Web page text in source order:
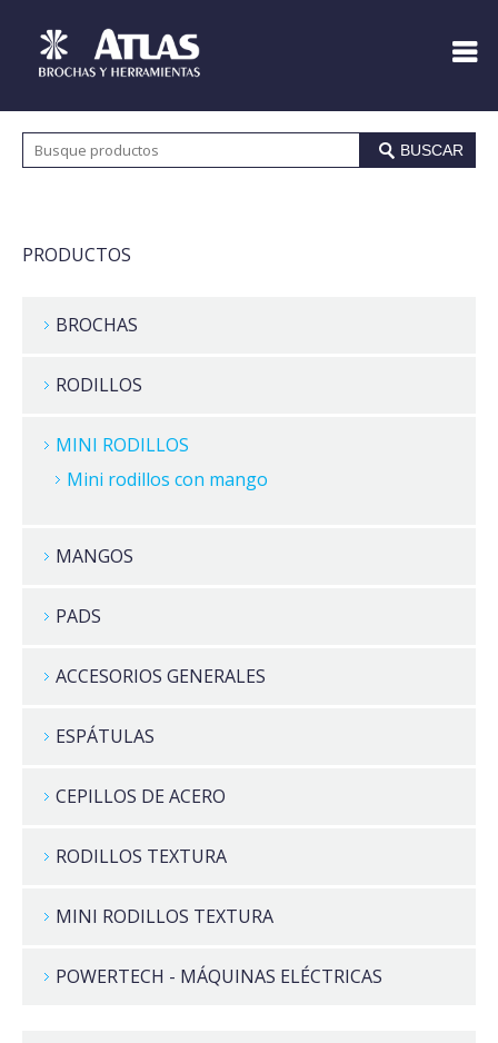
BUSCAR
PRODUCTOS
BROCHAS
RODILLOS
MINI RODILLOS
Mini rodillos con mango
MANGOS
PADS
ACCESORIOS GENERALES
ESPÁTULAS
CEPILLOS DE ACERO
RODILLOS TEXTURA
MINI RODILLOS TEXTURA
POWERTECH - MÁQUINAS ELÉCTRICAS